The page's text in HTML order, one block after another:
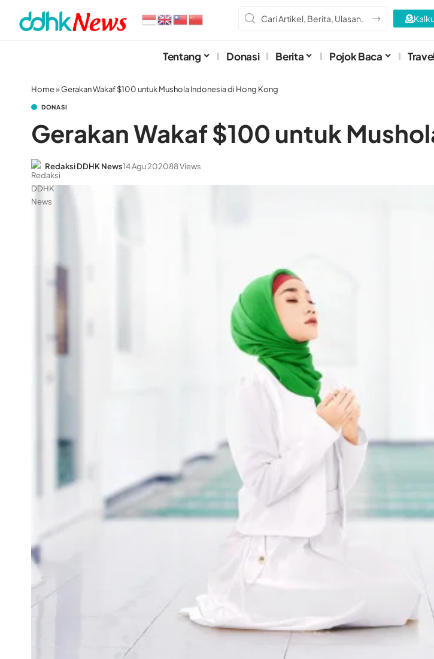
Tentang Donasi Berita Pojok Baca
Home»Gerakan Wakaf $100 untuk Mushola Indonesia di Hong Kong
DONASI
Gerakan Wakaf $100 untuk
Redaksi DDHK News14 Agu 202088 Views